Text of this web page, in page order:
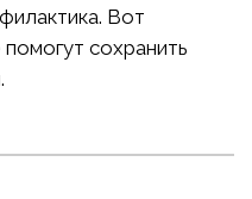
Вот
сохранить